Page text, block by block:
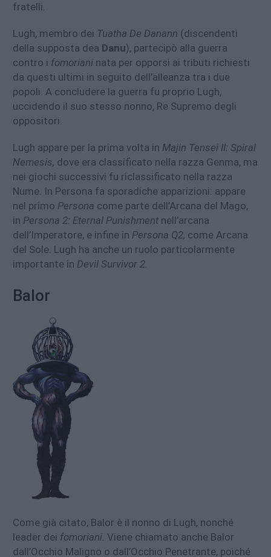
fratelli.
Lugh, membro dei Tuatha De Danann (discendenti
della supposta dea Danu), partecipò alla guerra
contro i fomoriani nata per opporsi ai tributi richiesti
da questi ultimi in seguito dell’alleanza tra i due
popoli. A concludere la guerra fu proprio Lugh,
uccidendo il suo stesso nonno, Re Supremo degli
oppositori.
Lugh appare per la prima volta in Majin Tensei II: Spiral
Nemesis, dove era classificato nella razza Genma, ma
nei giochi successivi fu riclassificato nella razza
Nume. In Persona fa sporadiche apparizioni: appare
nel primo Persona come parte dell’Arcana del Mago,
in Persona 2: Eternal Punishment nell’arcana
dell’Imperatore, e infine in Persona Q2, come Arcana
del Sole. Lugh ha anche un ruolo particolarmente
importante in Devil Survivor 2.
Balor
Come già citato, Balor è il nonno di Lugh, nonché
leader dei fomoriani. Viene chiamato anche Balor
dall’Occhio Maligno o dall’Occhio Penetrante, poiché